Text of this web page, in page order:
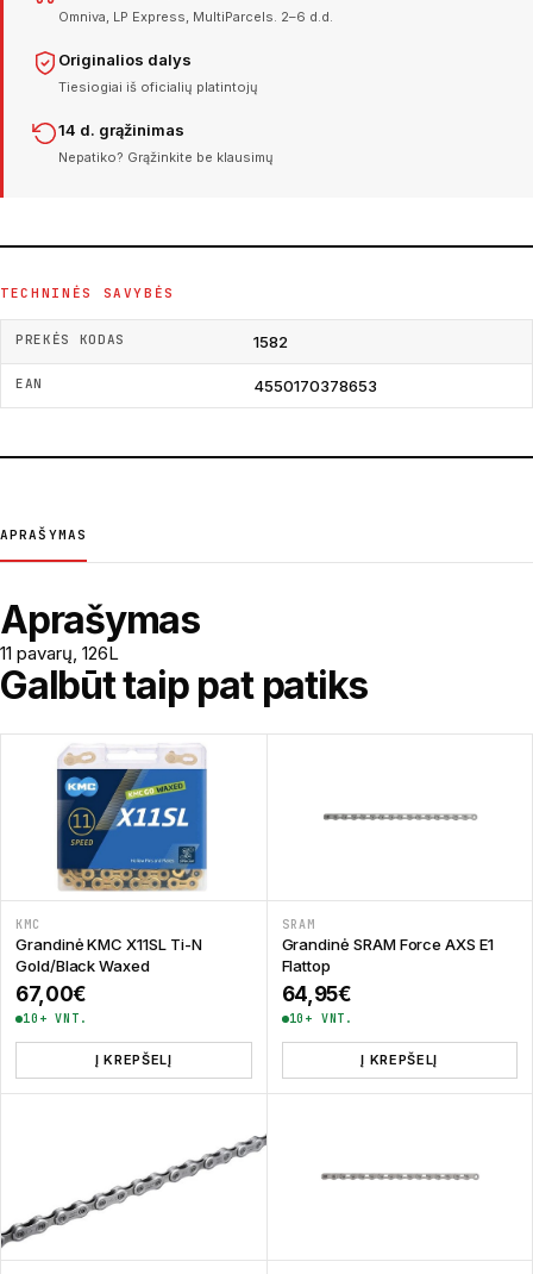
Omniva, LP Express, MultiParcels. 2–6 d.d.
Originalios dalys
Tiesiogiai iš oficialių platintojų
14 d. grąžinimas
Nepatiko? Grąžinkite be klausimų
TECHNINĖS SAVYBĖS
PREKĖS KODAS 1582
EAN 4550170378653
APRAŠYMAS
Aprašymas
11 pavarų, 126L
Galbūt taip pat patiks
KMC
Grandinė KMC X11SL Ti-N
Gold/Black Waxed
67,00€
10+ VNT.
Į KREPŠELĮ
SRAM
Grandinė SRAM Force AXS E1
Flattop
64,95€
10+ VNT.
Į KREPŠELĮ